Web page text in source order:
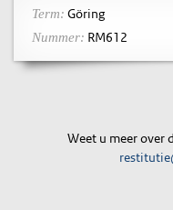
Term: Göring
Nummer: RM612
Weet u meer over